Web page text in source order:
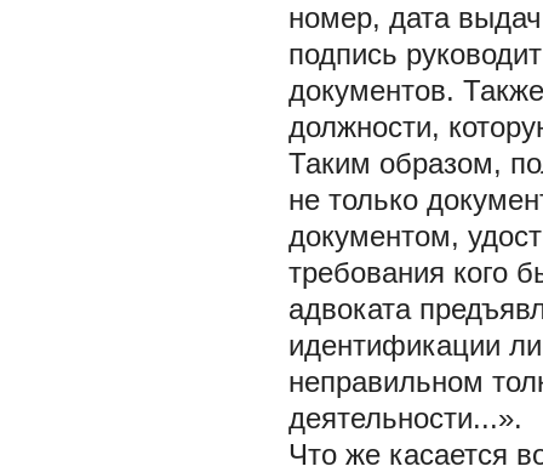
номер, дата
подпись
документов.
должности,
Таким образом,
не только
документом,
требования кого
адвоката
идентификации
неправильном
деятельности...».
Что же касается